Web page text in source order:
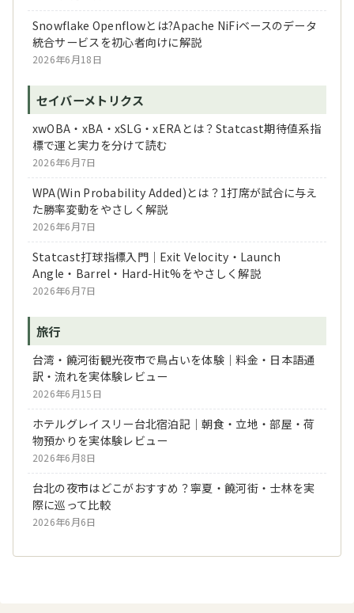
Snowflake Openflowとは?Apache NiFiベースのデータ
統合サービスを初心者向けに解説
2026年6月18日
セイバーメトリクス
xwOBA・xBA・xSLG・xERAとは？Statcast期待値系指
標で運と実力を分けて読む
2026年6月7日
WPA(Win Probability Added)とは？1打席が試合に与え
た勝率変動をやさしく解説
2026年6月7日
Statcast打球指標入門｜Exit Velocity・Launch
Angle・Barrel・Hard-Hit%をやさしく解説
2026年6月7日
旅行
台湾・饒河街観光夜市で鳥占いを体験｜料金・日本語通
訳・流れを実体験レビュー
2026年6月15日
ホテルグレイスリー台北宿泊記｜朝食・立地・部屋・荷
物預かりを実体験レビュー
2026年6月8日
台北の夜市はどこがおすすめ？寧夏・饒河街・士林を実
際に巡って比較
2026年6月6日